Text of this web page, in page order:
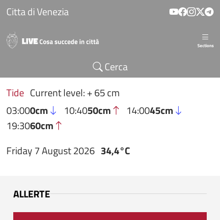
Skip to main content
Citta di Venezia
Sections
Cerca
Tide Current level: + 65 cm
03:000cm 10:4050cm 14:0045cm
19:3060cm
Friday 7 August 2026 34,4°C
ALLERTE